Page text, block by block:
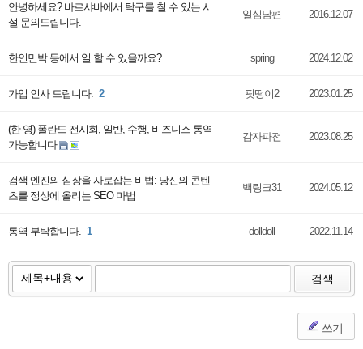
안녕하세요? 바르샤바에서 탁구를 칠 수 있는 시
설 문의드립니다.
일심남편 2016.12.07
한인민박 등에서 일 할 수 있을까요? spring 2024.12.02
가입 인사 드립니다. 2 핏떵이2 2023.01.25
(한-영) 폴란드 전시회, 일반, 수행, 비즈니스 통역
가능합니다
감자파전 2023.08.25
검색 엔진의 심장을 사로잡는 비법: 당신의 콘텐
츠를 정상에 올리는 SEO 마법
백링크31 2024.05.12
통역 부탁합니다. 1 dolldoll 2022.11.14
검색
쓰기